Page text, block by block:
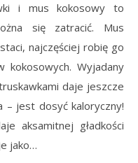
i mus kokosowy to
się zatracić. Mus
najczęściej robię go
kokosowych. Wyjadany
daje jeszcze
– jest dosyć kaloryczny!
aksamitnej gładkości
jako…